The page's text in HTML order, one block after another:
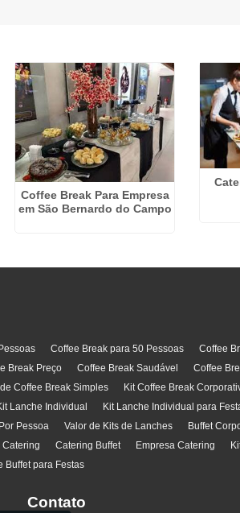
Coffee Break Para Empresa
em São Bernardo do Campo
Coffee Break para 50 Pessoas Coffee
Break Preço Coffee Break Saudável Coffee
Coffee Break Simples Kit Coffee Break
Lanche Individual Kit Lanche Individual para
Pessoa Valor de Kits de Lanches Buffet
Catering Catering Buffet Empresa Catering
Buffet para Festas
Contato